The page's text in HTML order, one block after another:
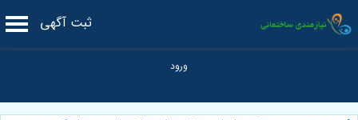
ثبت آگهی